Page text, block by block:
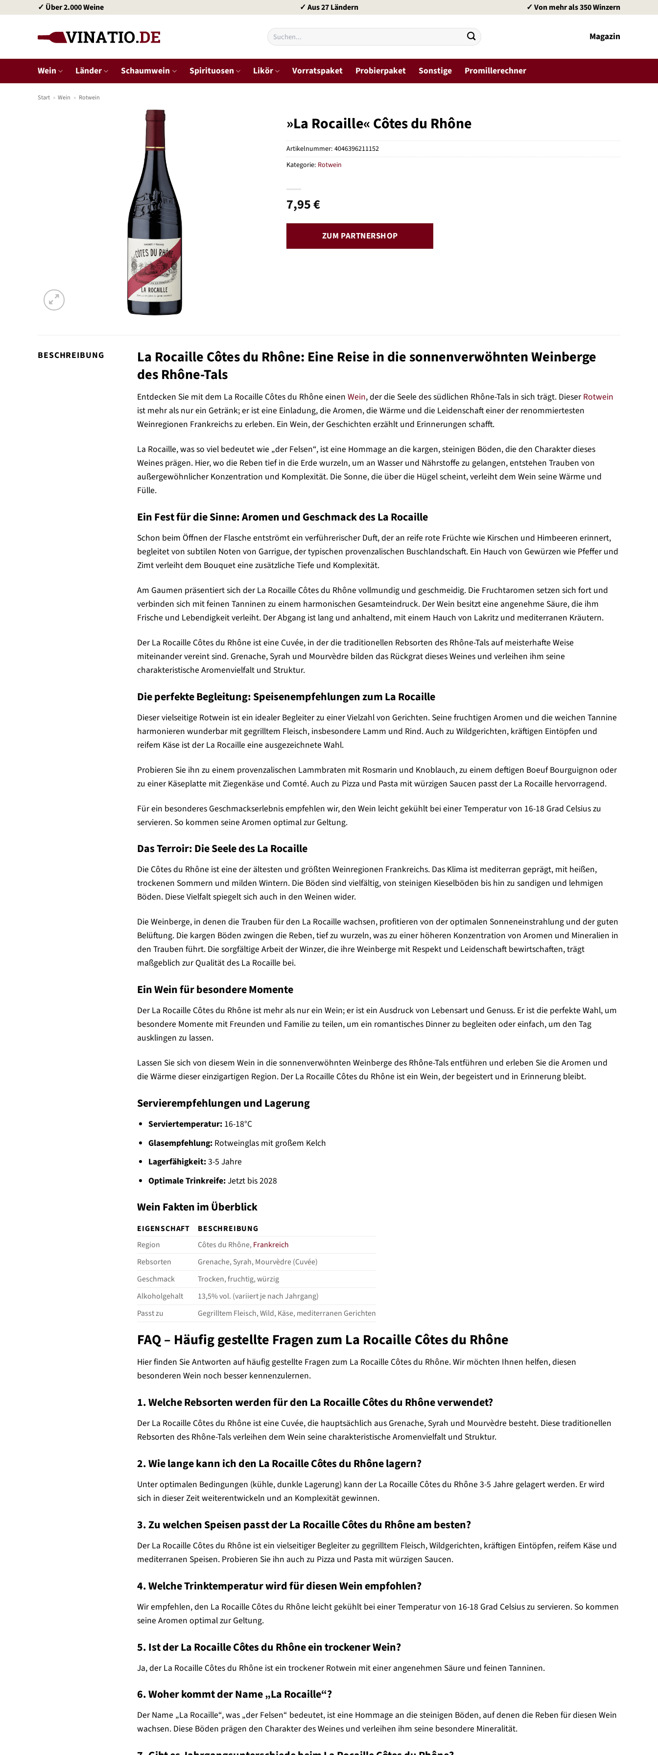
✓ Über 2.000 Weine ✓ Aus 27 Ländern ✓ Von mehr als 350 Winzern
Suchen
nach:
Magazin
Wein Länder Schaumwein Spirituosen Likör Vorratspaket Probierpaket Sonstige Promillerechner
Start » Wein » Rotwein
»La Rocaille« Côtes du Rhône
7,95€
ZUM PARTNERSHOP
Artikelnummer:4046396211152
Kategorie: Rotwein
BESCHREIBUNG
La Rocaille Côtes du Rhône: Eine Reise in die sonnenverwöhnten Weinberge
des Rhône-Tals
Entdecken Sie mit dem La Rocaille Côtes du Rhône einenWein, der die Seele des südlichen Rhône-Tals in sich trägt. Dieser Rotwein
ist mehr als nur ein Getränk; er ist eine Einladung, die Aromen, die Wärme und die Leidenschaft einer der renommiertesten
Weinregionen Frankreichs zu erleben. Ein Wein, der Geschichten erzählt und Erinnerungen schafft.
La Rocaille, was so viel bedeutet wie „der Felsen“, ist eine Hommage an die kargen, steinigen Böden, die den Charakter dieses
Weines prägen. Hier, wo die Reben tief in die Erde wurzeln, um an Wasser und Nährstoffe zu gelangen, entstehen Trauben von
außergewöhnlicher Konzentration und Komplexität. Die Sonne, die über die Hügel scheint, verleiht dem Wein seine Wärme und
Fülle.
Ein Fest für die Sinne: Aromen und Geschmack des La Rocaille
Schon beim Öffnen der Flasche entströmt ein verführerischer Duft, der an reife rote Früchte wie Kirschen und Himbeeren erinnert,
begleitet von subtilen Noten von Garrigue, der typischen provenzalischen Buschlandschaft. Ein Hauch von Gewürzen wie Pfeffer und
Zimt verleiht dem Bouquet eine zusätzliche Tiefe und Komplexität.
Am Gaumen präsentiert sich der La Rocaille Côtes du Rhône vollmundig und geschmeidig. Die Fruchtaromen setzen sich fort und
verbinden sich mit feinen Tanninen zu einem harmonischen Gesamteindruck. Der Wein besitzt eine angenehme Säure, die ihm
Frische und Lebendigkeit verleiht. Der Abgang ist lang und anhaltend, mit einem Hauch von Lakritz und mediterranen Kräutern.
Der La Rocaille Côtes du Rhône ist eine Cuvée, in der die traditionellen Rebsorten des Rhône-Tals auf meisterhafte Weise
miteinander vereint sind. Grenache, Syrah und Mourvèdre bilden das Rückgrat dieses Weines und verleihen ihm seine
charakteristische Aromenvielfalt und Struktur.
Die perfekte Begleitung: Speisenempfehlungen zum La Rocaille
Dieser vielseitige Rotwein ist ein idealer Begleiter zu einer Vielzahl von Gerichten. Seine fruchtigen Aromen und die weichen Tannine
harmonieren wunderbar mit gegrilltem Fleisch, insbesondere Lamm und Rind. Auch zu Wildgerichten, kräftigen Eintöpfen und
reifem Käse ist der La Rocaille eine ausgezeichnete Wahl.
Probieren Sie ihn zu einem provenzalischen Lammbraten mit Rosmarin und Knoblauch, zu einem deftigen Boeuf Bourguignon oder
zu einer Käseplatte mit Ziegenkäse und Comté. Auch zu Pizza und Pasta mit würzigen Saucen passt der La Rocaille hervorragend.
Für ein besonderes Geschmackserlebnis empfehlen wir, den Wein leicht gekühlt bei einer Temperatur von 16-18 Grad Celsius zu
servieren. So kommen seine Aromen optimal zur Geltung.
Das Terroir: Die Seele des La Rocaille
Die Côtes du Rhône ist eine der ältesten und größten Weinregionen Frankreichs. Das Klima ist mediterran geprägt, mit heißen,
trockenen Sommern und milden Wintern. Die Böden sind vielfältig, von steinigen Kieselböden bis hin zu sandigen und lehmigen
Böden. Diese Vielfalt spiegelt sich auch in den Weinen wider.
Die Weinberge, in denen die Trauben für den La Rocaille wachsen, profitieren von der optimalen Sonneneinstrahlung und der guten
Belüftung. Die kargen Böden zwingen die Reben, tief zu wurzeln, was zu einer höheren Konzentration von Aromen und Mineralien in
den Trauben führt. Die sorgfältige Arbeit der Winzer, die ihre Weinberge mit Respekt und Leidenschaft bewirtschaften, trägt
maßgeblich zur Qualität des La Rocaille bei.
Ein Wein für besondere Momente
Der La Rocaille Côtes du Rhône ist mehr als nur ein Wein; er ist ein Ausdruck von Lebensart und Genuss. Er ist die perfekte Wahl, um
besondere Momente mit Freunden und Familie zu teilen, um ein romantisches Dinner zu begleiten oder einfach, um den Tag
ausklingen zu lassen.
Lassen Sie sich von diesem Wein in die sonnenverwöhnten Weinberge des Rhône-Tals entführen und erleben Sie die Aromen und
die Wärme dieser einzigartigen Region. Der La Rocaille Côtes du Rhône ist ein Wein, der begeistert und in Erinnerung bleibt.
Servierempfehlungen und Lagerung
Serviertemperatur: 16-18°C
Glasempfehlung: Rotweinglas mit großem Kelch
Lagerfähigkeit:3-5 Jahre
Optimale Trinkreife:Jetzt bis 2028
Wein Fakten im Überblick
EIGENSCHAFT
BESCHREIBUNG
Region
Côtes du Rhône, Frankreich
Rebsorten
Grenache, Syrah, Mourvèdre (Cuvée)
Geschmack
Trocken, fruchtig, würzig
Alkoholgehalt
13,5% vol. (variiert je nach Jahrgang)
Passt zu
Gegrilltem Fleisch, Wild, Käse, mediterranen Gerichten
FAQ – Häufig gestellte Fragen zum La Rocaille Côtes du Rhône
Hier finden Sie Antworten auf häufig gestellte Fragen zum La Rocaille Côtes du Rhône. Wir möchten Ihnen helfen, diesen
besonderen Wein noch besser kennenzulernen.
1. Welche Rebsorten werden für den La Rocaille Côtes du Rhône verwendet?
Der La Rocaille Côtes du Rhône ist eine Cuvée, die hauptsächlich aus Grenache, Syrah und Mourvèdre besteht. Diese traditionellen
Rebsorten des Rhône-Tals verleihen dem Wein seine charakteristische Aromenvielfalt und Struktur.
2. Wie lange kann ich den La Rocaille Côtes du Rhône lagern?
Unter optimalen Bedingungen (kühle, dunkle Lagerung) kann der La Rocaille Côtes du Rhône 3-5 Jahre gelagert werden. Er wird
sich in dieser Zeit weiterentwickeln und an Komplexität gewinnen.
3. Zu welchen Speisen passt der La Rocaille Côtes du Rhône am besten?
Der La Rocaille Côtes du Rhône ist ein vielseitiger Begleiter zu gegrilltem Fleisch, Wildgerichten, kräftigen Eintöpfen, reifem Käse und
mediterranen Speisen. Probieren Sie ihn auch zu Pizza und Pasta mit würzigen Saucen.
4. Welche Trinktemperatur wird für diesen Wein empfohlen?
Wir empfehlen, den La Rocaille Côtes du Rhône leicht gekühlt bei einer Temperatur von 16-18 Grad Celsius zu servieren. So kommen
seine Aromen optimal zur Geltung.
5. Ist der La Rocaille Côtes du Rhône ein trockener Wein?
Ja, der La Rocaille Côtes du Rhône ist ein trockener Rotwein mit einer angenehmen Säure und feinen Tanninen.
6. Woher kommt der Name „La Rocaille“?
Der Name „La Rocaille“, was „der Felsen“ bedeutet, ist eine Hommage an die steinigen Böden, auf denen die Reben für diesen Wein
wachsen. Diese Böden prägen den Charakter des Weines und verleihen ihm seine besondere Mineralität.